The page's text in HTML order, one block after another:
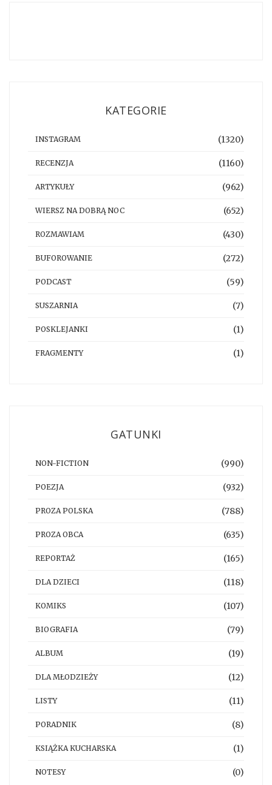
KATEGORIE
INSTAGRAM (1320)
RECENZJA (1160)
ARTYKUŁY (962)
WIERSZ NA DOBRĄ NOC (652)
ROZMAWIAM (430)
BUFOROWANIE (272)
PODCAST (59)
SUSZARNIA (7)
POSKLEJANKI (1)
FRAGMENTY (1)
GATUNKI
NON-FICTION (990)
POEZJA (932)
PROZA POLSKA (788)
PROZA OBCA (635)
REPORTAŻ (165)
DLA DZIECI (118)
KOMIKS (107)
BIOGRAFIA (79)
ALBUM (19)
DLA MŁODZIEŻY (12)
LISTY (11)
PORADNIK (8)
KSIĄŻKA KUCHARSKA (1)
NOTESY (0)